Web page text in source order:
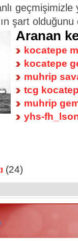
şart
Aranan
kocatepe
kocatepe
muhrip
tcg
muhrip
yhs-
(24)